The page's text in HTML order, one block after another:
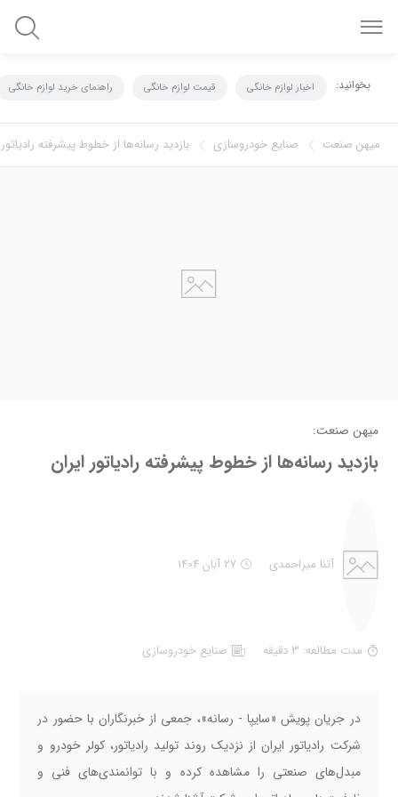
بخوانید: اخبار لوازم خانگی قیمت لوازم خانگی راهنمای خرید لوازم خانگی
میهن صنعت صنايع خودروسازي بازدید رسانه‌ها از خطوط پیشرفته
میهن صنعت:
بازدید رسانه‌ها از خطوط پیشرفته رادیاتور ایران
آتنا میراحمدی 27 آبان 1404
مدت مطالعه: 3 دقیقه صنايع خودروسازي
در جریان پویش «سایپا - رسانه»، جمعی از خبرنگاران با حضور در
شرکت رادیاتور ایران از نزدیک روند تولید رادیاتور، کولر خودرو و
مبدل‌های صنعتی را مشاهده کرده و با توانمندی‌های فنی و